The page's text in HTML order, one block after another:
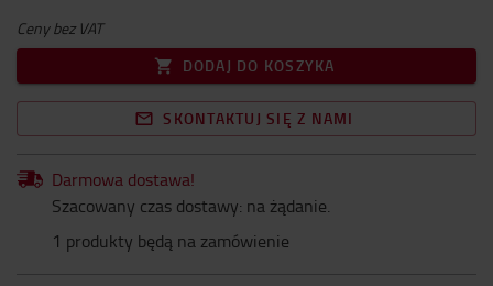
Ceny bez VAT
DODAJ DO KOSZYKA
SKONTAKTUJ SIĘ Z NAMI
Darmowa dostawa!
Szacowany czas dostawy: na żądanie.
1 produkty będą na zamówienie